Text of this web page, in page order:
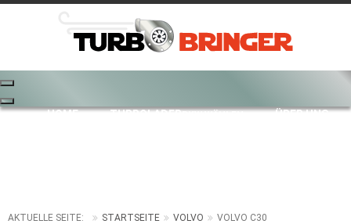
HOME TURBOLADER ÜBER UNS
AKTUELLE SEITE: STARTSEITE VOLVO VOLVO C30